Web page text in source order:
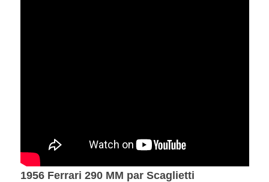
1956 Ferrari 290 MM par Scaglietti